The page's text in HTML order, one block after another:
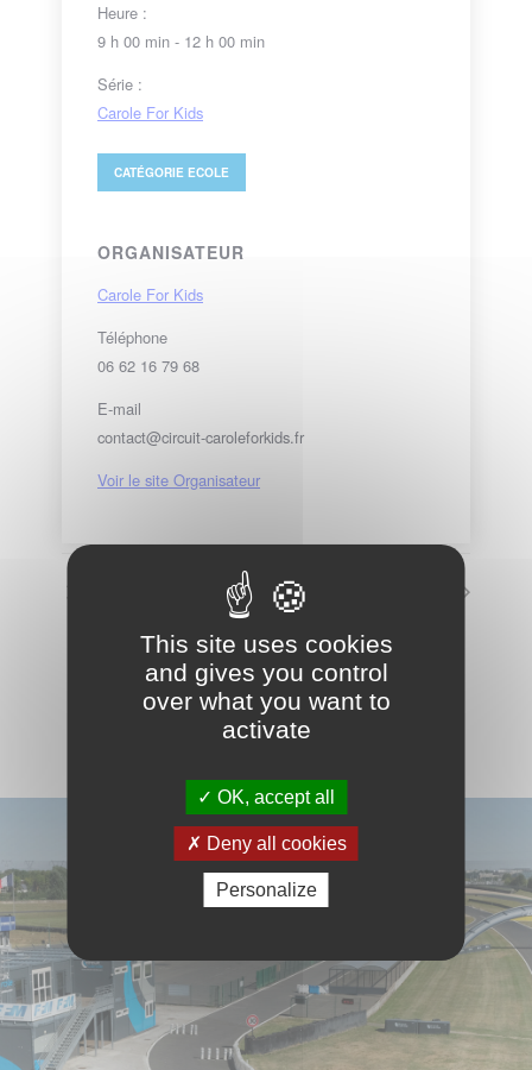
Heure :
9 h 00 min - 12 h 00 min
Série :
Carole For Kids
CATÉGORIEECOLE
ORGANISATEUR
Carole For Kids
Téléphone
06 62 16 79 68
E-mail
contact@circuit-caroleforkids.fr
Voir le site Organisateur
This site uses cookies
and gives you control
over what you want to
activate
OK, accept all
Deny all cookies
Personalize